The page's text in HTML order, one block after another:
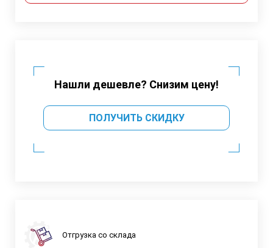
Нашли дешевле? Снизим цену!
ПОЛУЧИТЬ СКИДКУ
Отгрузка со склада